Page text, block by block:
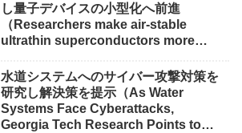
し量子デバイスの小型化へ前進
（Researchers make air-stable
ultrathin superconductors more
水道システムへのサイバー攻撃対策を
研究し解決策を提示（As Water
Systems Face Cyberattacks,
Georgia Tech Research Points to